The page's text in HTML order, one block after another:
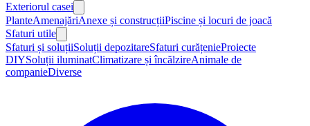
Exteriorul casei
PlanteAmenajăriAnexe și construcțiiPiscine și locuri de joacă
Sfaturi utile
Sfaturi și soluțiiSoluții depozitareSfaturi curățenieProiecte
DIYSoluții iluminatClimatizare și încălzireAnimale de
companieDiverse